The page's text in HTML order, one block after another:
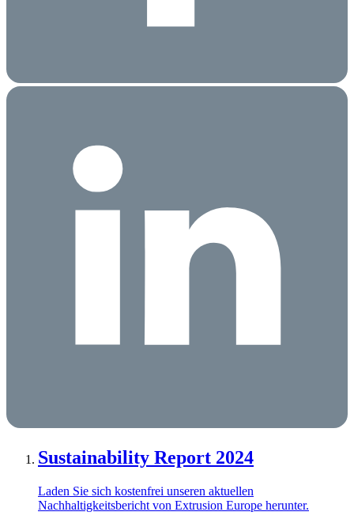
Sustainability Report 2024
Laden Sie sich kostenfrei unseren aktuellen
Nachhaltigkeitsbericht von Extrusion Europe herunter.